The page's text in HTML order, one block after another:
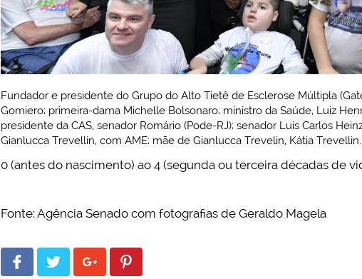
Fundador e presidente do Grupo do Alto Tietê de Esclerose Múltipla
Gomiero; primeira-dama Michelle Bolsonaro; ministro da Saúde, Luiz
presidente da CAS, senador Romário (Pode-RJ); senador Luis Carlos
Gianlucca Trevellin, com AME; mãe de Gianlucca Trevelin, Kátia Trevellin.
0 (antes do nascimento) ao 4 (segunda ou terceira décadas de
Fonte: Agência Senado com fotografias de Geraldo Magela